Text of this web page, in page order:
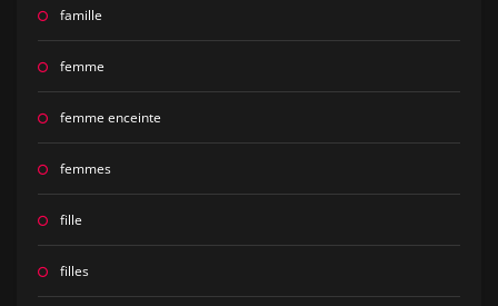
famille
femme
femme enceinte
femmes
fille
filles